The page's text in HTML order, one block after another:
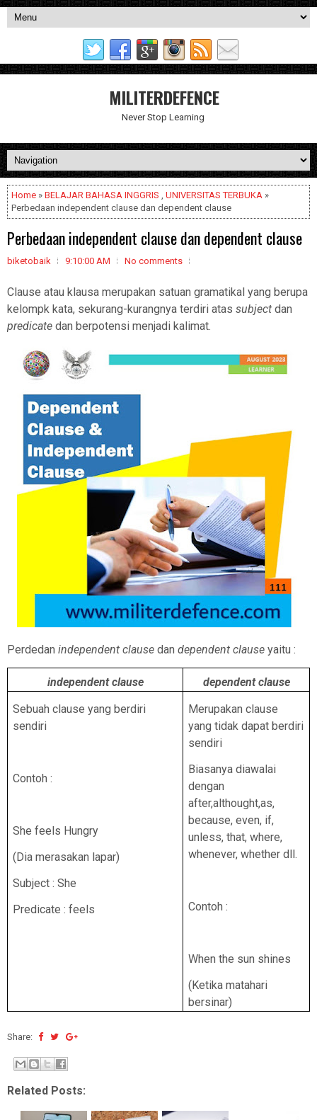
MILITERDEFENCE
Never Stop Learning
Home » BELAJAR BAHASA INGGRIS , UNIVERSITAS TERBUKA »
Perbedaan independent clause dan dependent clause
Perbedaan independent clause dan dependent clause
biketobaik 9:10:00 AM No comments
Clause atau klausa merupakan satuan gramatikal yang berupa
kelompk kata, sekurang-kurangnya terdiri atas subject dan
predicate dan berpotensi menjadi kalimat.
Perdedan independent clause dan dependent clause yaitu :
independent clause
dependent clause
Sebuah clause yang berdiri
sendiri
Contoh :
She feels Hungry
(Dia merasakan lapar)
Subject : She
Predicate : feels
Merupakan clause
yang tidak dapat berdiri
sendiri
Biasanya diawalai
dengan
after,althought,as,
because, even, if,
unless, that, where,
whenever, whether dll.
Contoh :
When the sun shines
(Ketika matahari
bersinar)
Share:
Related Posts: